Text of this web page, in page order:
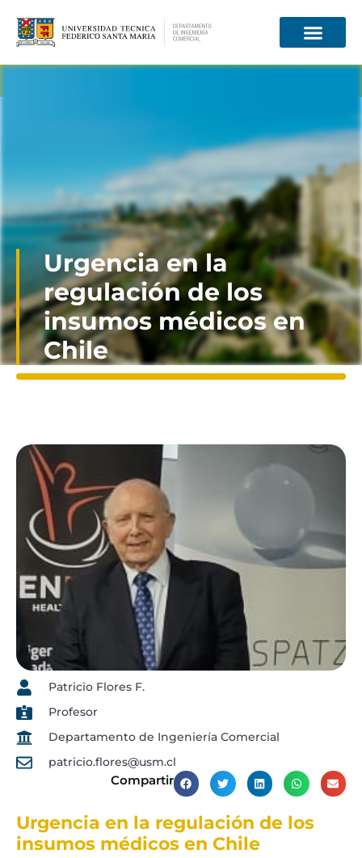
Urgencia en la
regulación de los
insumos médicos en
Chile
Patricio Flores F.
Profesor
Departamento de Ingeniería Comercial
patricio.flores@usm.cl
Compartir
Urgencia en la regulación de los
insumos médicos en Chile